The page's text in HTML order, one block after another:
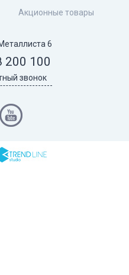
Акционные товары
6
200 100
звонок